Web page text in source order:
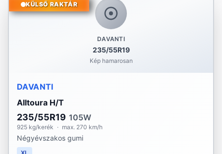
DAVANTI
235/55R19
Kép hamarosan
KÜLSŐ RAKTÁR
DAVANTI
Alltoura H/T
235/55R19 105W
925 kg/kerék · max. 270 km/h
Négyévszakos gumi